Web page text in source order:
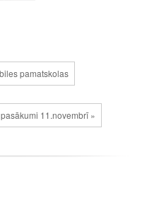
pamatskolas
11.novembrī »